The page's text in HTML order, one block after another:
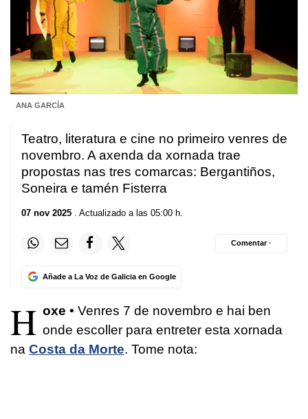
ANA GARCÍA
Teatro, literatura e cine no primeiro venres de
novembro. A axenda da xornada trae
propostas nas tres comarcas: Bergantiños,
Soneira e tamén Fisterra
07 nov 2025 . Actualizado a las 05:00 h.
Añade a La Voz de Galicia en Google
Comentar ·
H oxe • Venres 7 de novembro e hai ben
onde escoller para entreter esta xornada
na Costa da Morte. Tome nota: